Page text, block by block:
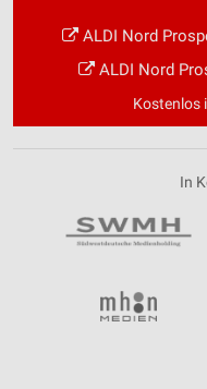
ALDI Nord
ALDI Nord
Kostenlos
In